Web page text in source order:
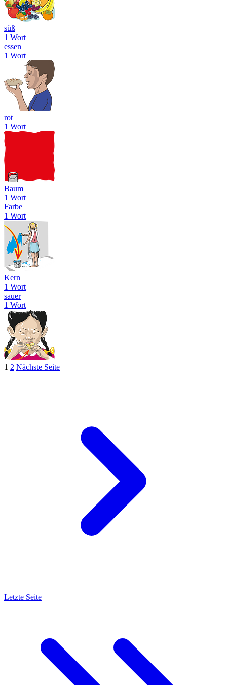
süß
1 Wort
essen
1 Wort
rot
1 Wort
Baum
1 Wort
Farbe
1 Wort
Kern
1 Wort
sauer
1 Wort
1 2 Nächste Seite
Letzte Seite